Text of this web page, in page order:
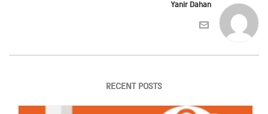
Yanir Dahan
RECENT POSTS